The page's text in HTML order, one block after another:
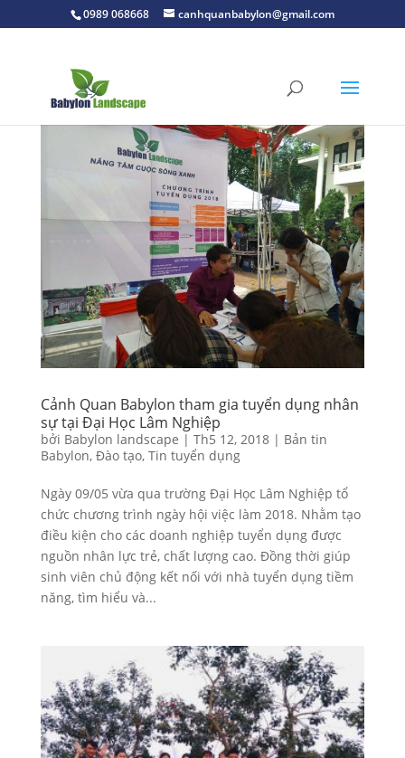
0989 068668 canhquanbabylon@gmail.com
Cảnh Quan Babylon tham gia tuyển dụng nhân
sự tại Đại Học Lâm Nghiệp
bởi Babylon landscape | Th5 12, 2018| Bản tin
Babylon, Đào tạo, Tin tuyển dụng
Ngày 09/05 vừa qua trường Đại Học Lâm Nghiệp tổ
chức chương trình ngày hội việc làm 2018. Nhằm tạo
điều kiện cho các doanh nghiệp tuyển dụng được
nguồn nhân lực trẻ, chất lượng cao. Đồng thời giúp
sinh viên chủ động kết nối với nhà tuyển dụng tiềm
năng, tìm hiểu và...